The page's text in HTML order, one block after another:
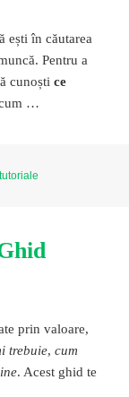
ești în căutarea
Pentru a
cunoștice
cum …
prin valoare,
trebuie,cum
. Acest ghid te